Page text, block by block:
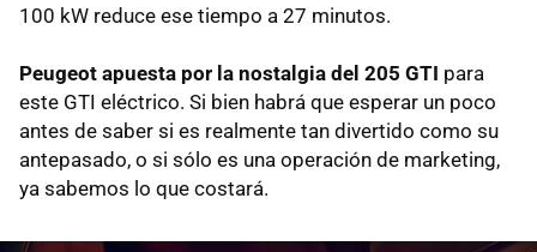
100 kW reduce ese tiempo a 27 minutos.
Peugeot apuesta por la nostalgia del 205 GTI para
este GTI eléctrico. Si bien habrá que esperar un poco
antes de saber si es realmente tan divertido como su
antepasado, o si sólo es una operación de marketing,
ya sabemos lo que costará.